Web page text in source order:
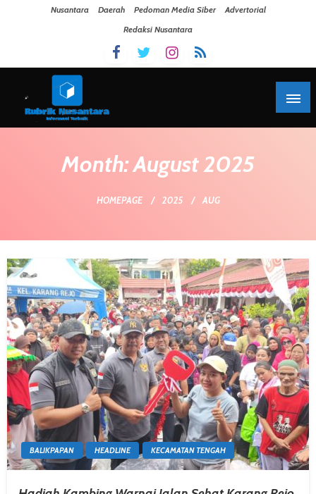
Nusantara Daerah Pedoman Media Siber
Advertorial
Redaksi Nusantara
Month:August 2025
HOMEPAGE 2025 AUG
BALIKPAPAN HEADLINE KECAMATAN TENGAH